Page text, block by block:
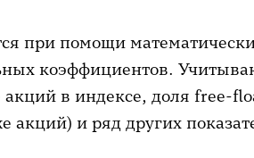
при помощи
коэффициентов.
в индексе, доля free-
и ряд других